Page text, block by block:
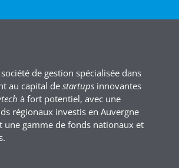
de gestion spécialisée dans
au capital de startupsinnovantes
à fort potentiel, avec une
régionaux investis en Auvergne
une gamme de fonds nationaux et